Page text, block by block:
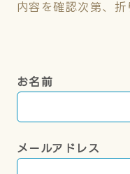
内容を確認次第、折
お名前
メールアドレス